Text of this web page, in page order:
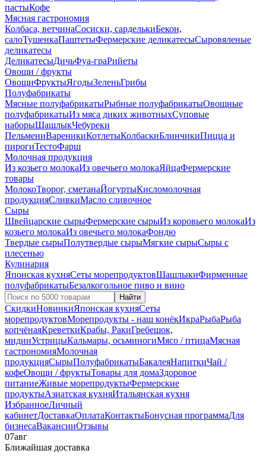
пастыКофе
Мясная гастрономия
Колбаса, ветчинаСосиски, сарделькиБекон,
салоТушенкаПаштетыФермерские деликатесыСыровяленые
деликатесы
ДеликатесыДичьФуа-граРийеты
Овощи / фрукты
ОвощиФруктыЯгодыЗеленьГрибы
Полуфабрикаты
Мясные полуфабрикатыРыбные полуфабрикатыОвощные
полуфабрикатыИз мяса диких животныхСуповые
наборыШашлыкЧебуреки
ПельмениВареникиКотлетыКолбаскиБлинчикиПицца и
пирогиТестоФарш
Молочная продукция
Из козьего молокаИз овечьего молокаЯйцаФермерские
товары
МолокоТворог, сметанаЙогуртыКисломолочная
продукцияСливкиМасло сливочное
Сыры
Швейцарские сырыФермерские сырыИз коровьего молокаИз
козьего молокаИз овечьего молокаФондю
Твердые сырыПолутвердые сырыМягкие сырыСыры c
плесенью
Кулинария
Японская кухняСеты морепродуктовШашлыкиФирменные
полуфабрикатыБезалкогольное пиво и вино
Найти
СкидкиНовинкиЯпонская кухняСеты
морепродуктовМорепродукты - наш конёкИкраРыбаРыба
копчёнаяКреветкиКрабы, РакиГребешок,
мидииУстрицыКальмары, осьминогиМясо / птицаМясная
гастрономияМолочная
продукцияСырыПолуфабрикатыБакалеяНапиткиЧай /
кофеОвощи / фруктыТовары для домаЗдоровое
питаниеЖивые морепродуктыФермерские
продуктыАзиатская кухняИтальянская кухня
ИзбранноеЛичный
кабинетДоставкаОплатаКонтактыБонусная программаДля
бизнесаВакансииОтзывы
07авг
Ближайшая доставка